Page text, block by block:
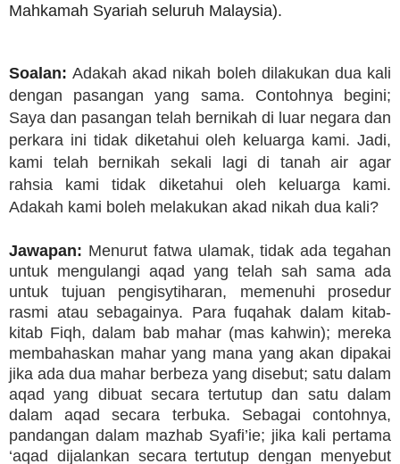
Mahkamah Syariah seluruh Malaysia).
Soalan: Adakah akad nikah boleh dilakukan dua kali
dengan pasangan yang sama. Contohnya begini;
Saya dan pasangan telah bernikah di luar negara dan
perkara ini tidak diketahui oleh keluarga kami. Jadi,
kami telah bernikah sekali lagi di tanah air agar
rahsia kami tidak diketahui oleh keluarga kami.
Adakah kami boleh melakukan akad nikah dua kali?
Jawapan: Menurut fatwa ulamak, tidak ada tegahan
untuk mengulangi aqad yang telah sah sama ada
untuk tujuan pengisytiharan, memenuhi prosedur
rasmi atau sebagainya. Para fuqahak dalam kitab-
kitab Fiqh, dalam bab mahar (mas kahwin); mereka
membahaskan mahar yang mana yang akan dipakai
jika ada dua mahar berbeza yang disebut; satu dalam
aqad yang dibuat secara tertutup dan satu dalam
dalam aqad secara terbuka. Sebagai contohnya,
pandangan dalam mazhab Syafi’ie; jika kali pertama
‘aqad dijalankan secara tertutup dengan menyebut